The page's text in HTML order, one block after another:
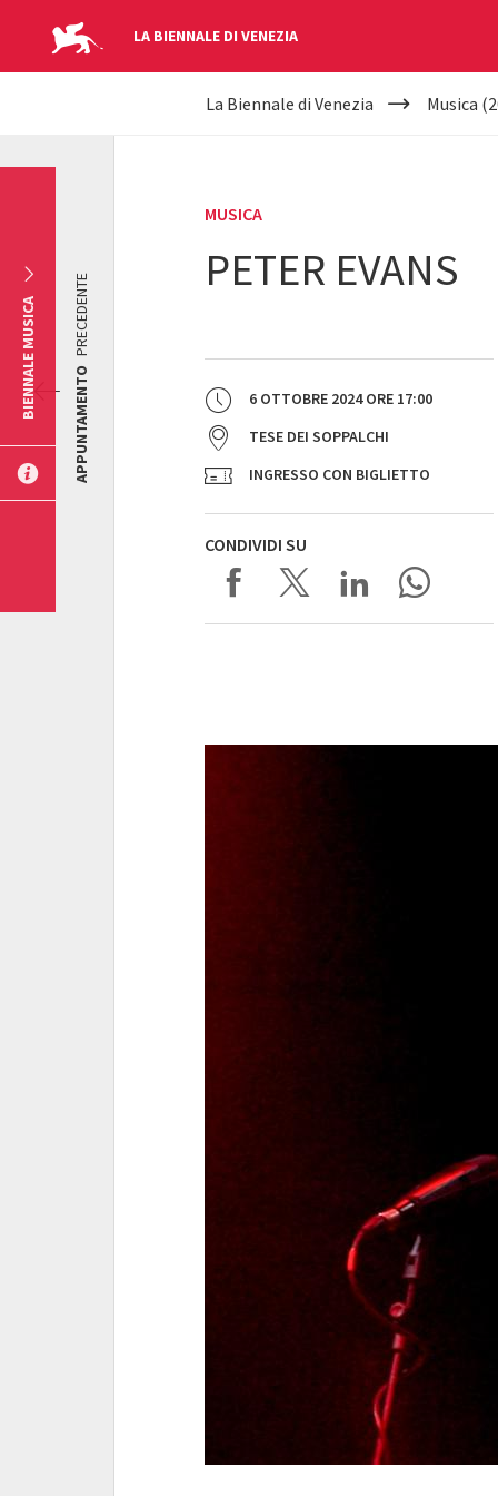
LA BIENNALE DI VENEZIA
YOUR
La Biennale di Venezia Musica
MUSICA
PETER EVANS
6 OTTOBRE 2024ORE 17:00
TESE DEI SOPPALCHI
INGRESSO CON BIGLIETTO
CONDIVIDI SU
APPUNTAMENTO
PRECEDENTE
BIENNALE MUSICA